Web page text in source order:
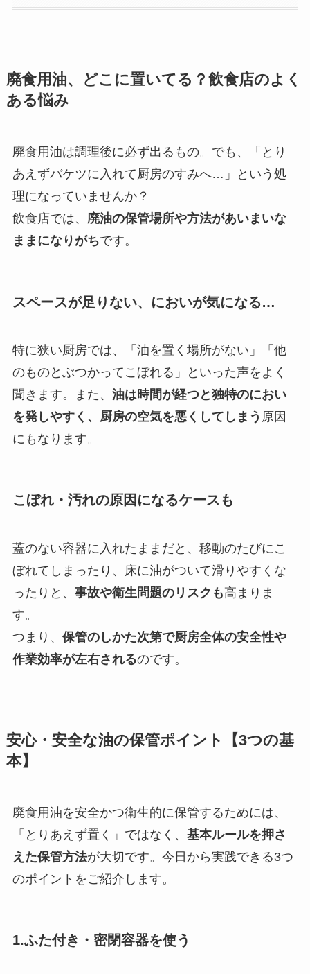
廃食用油、どこに置いてる？飲食店のよく
ある悩み
廃食用油は調理後に必ず出るもの。でも、「とり
あえずバケツに入れて厨房のすみへ…」という処
理になっていませんか？
飲食店では、 廃油の保管場所や方法があいまいな
ままになりがちです。
スペースが足りない、においが気になる…
特に狭い厨房では、「油を置く場所がない」「他
のものとぶつかってこぼれる」といった声をよく
聞きます。また、 油は時間が経つと独特のにおい
を発しやすく、厨房の空気を悪くしてしまう 原因
にもなります。
こぼれ・汚れの原因になるケースも
蓋のない容器に入れたままだと、移動のたびにこ
ぼれてしまったり、床に油がついて滑りやすくな
ったりと、 事故や衛生問題のリスクも高まりま
す。
つまり、 保管のしかた次第で厨房全体の安全性や
作業効率が左右されるのです。
安心・安全な油の保管ポイント【3つの基
本】
廃食用油を安全かつ衛生的に保管するためには、
「とりあえず置く」ではなく、 基本ルールを押さ
えた保管方法が大切です。今日から実践できる3つ
のポイントをご紹介します。
1.ふた付き・密閉容器を使う